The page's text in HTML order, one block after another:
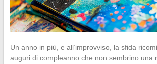
Un anno in più, e all’improvviso, la sfida
auguri di compleanno che non sembrino una